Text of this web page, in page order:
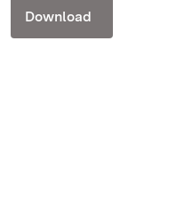
Download